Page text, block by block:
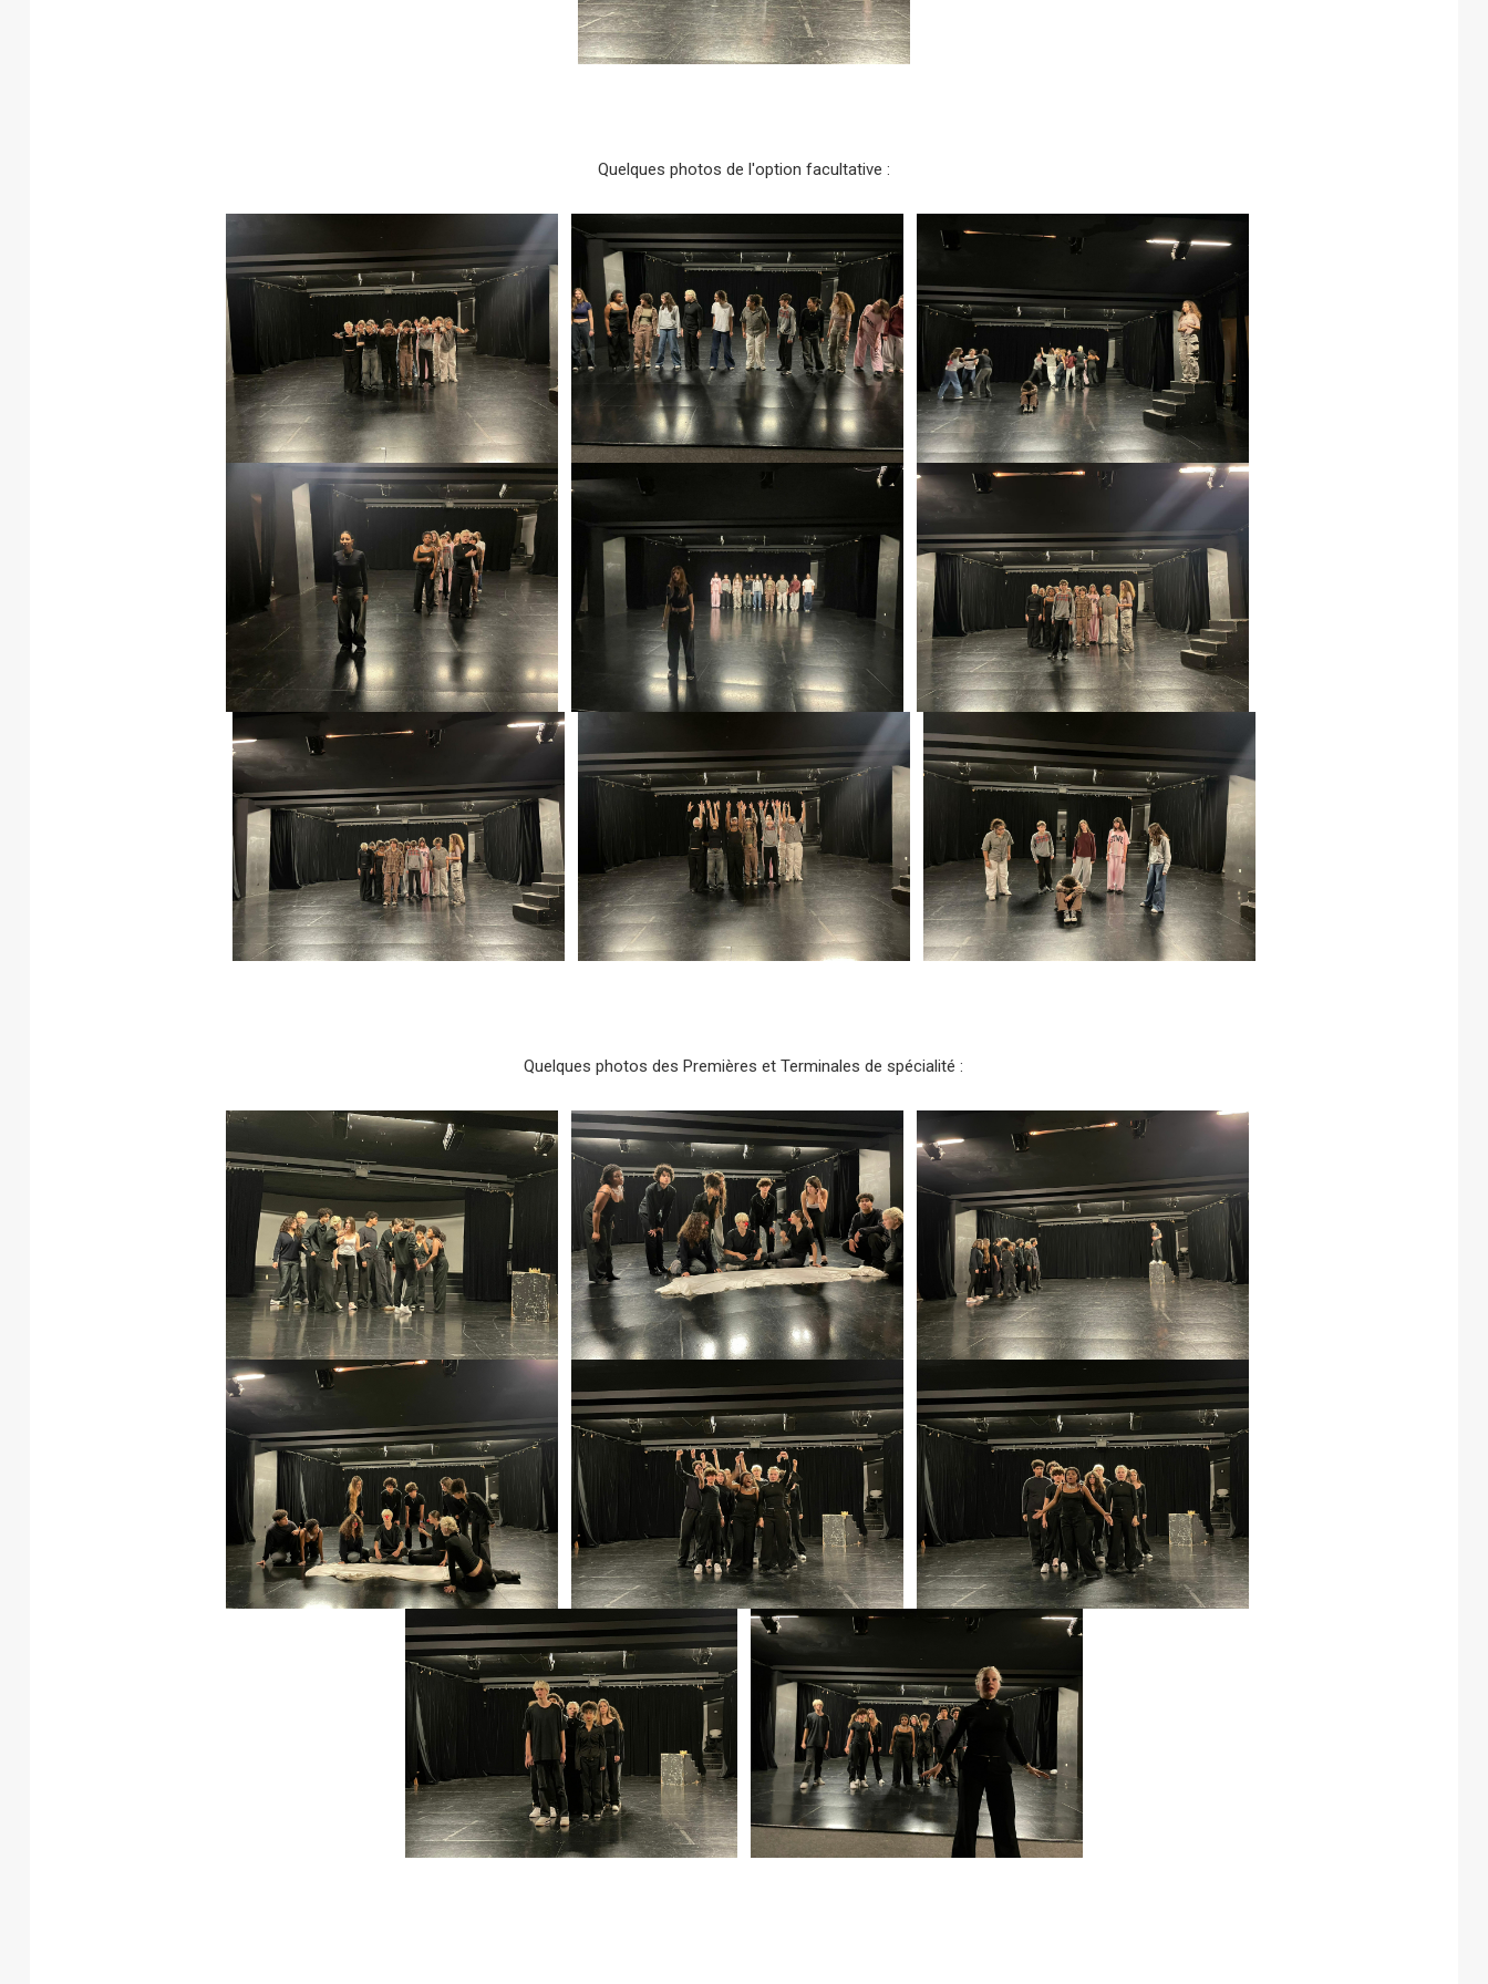
Quelques photos de l'option facultative :
Quelques photos des Premières et Terminales de spécialité :